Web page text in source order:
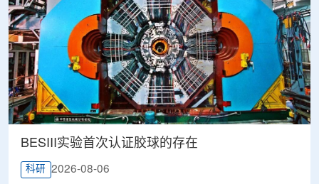
BESIII实验首次认证胶球的存在
科研 2026-08-06